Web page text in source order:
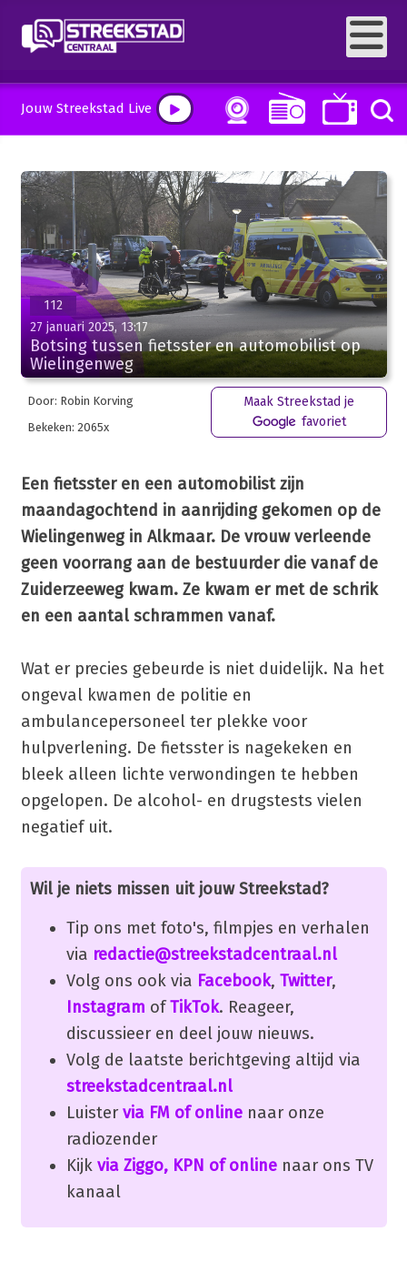
Jouw Streekstad Live
112
27 januari 2025, 13:17
Botsing tussen fietsster en automobilist op
Wielingenweg
Door: Robin Korving
Bekeken: 2065x
Maak Streekstad je
favoriet
Een fietsster en een automobilist zijn
maandagochtend in aanrijding gekomen op de
Wielingenweg in Alkmaar. De vrouw verleende
geen voorrang aan de bestuurder die vanaf de
Zuiderzeeweg kwam. Ze kwam er met de schrik
en een aantal schrammen vanaf.
Wat er precies gebeurde is niet duidelijk. Na het
ongeval kwamen de politie en
ambulancepersoneel ter plekke voor
hulpverlening. De fietsster is nagekeken en
bleek alleen lichte verwondingen te hebben
opgelopen. De alcohol- en drugstests vielen
negatief uit.
Wil je niets missen uit jouw Streekstad?
Tip ons met foto's, filmpjes en verhalen
via redactie@streekstadcentraal.nl
Volg ons ook via Facebook, Twitter,
Instagram ofTikTok. Reageer,
discussieer en deel jouw nieuws.
Volg de laatste berichtgeving altijd via
streekstadcentraal.nl
Luister via FM of onlinenaar onze
radiozender
Kijk via Ziggo, KPN of onlinenaar ons TV
kanaal